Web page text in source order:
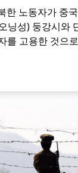
한 노동자가 중
닝성) 둥강시와
를 고용한 것으